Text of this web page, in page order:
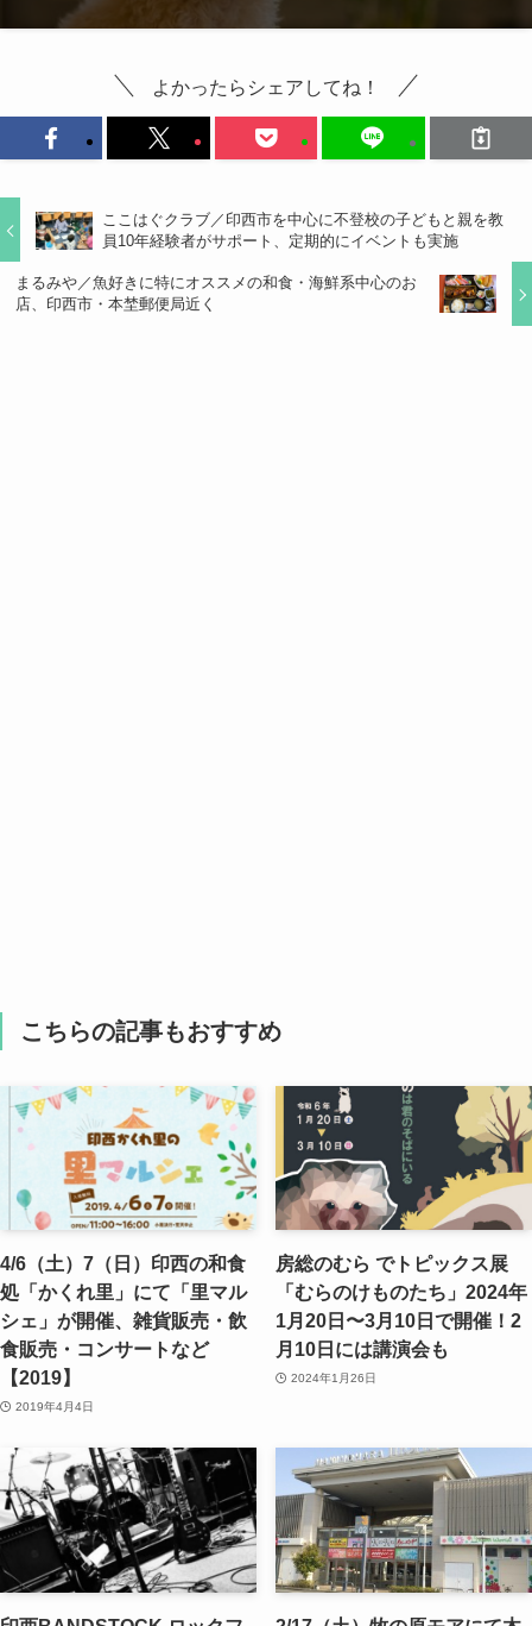
よかったらシェアしてね！
ここはぐクラブ／印西市を中心に不登校の子どもと親を教
員10年経験者がサポート、定期的にイベントも実施
まるみや／魚好きに特にオススメの和食・海鮮系中心のお
店、印西市・本埜郵便局近く
こちらの記事もおすすめ
4/6（土）7（日）印西の和食
処「かくれ里」にて「里マル
シェ」が開催、雑貨販売・飲
食販売・コンサートなど
【2019】
2019年4月4日
房総のむら でトピックス展
「むらのけものたち」2024年
1月20日〜3月10日で開催！2
月10日には講演会も
2024年1月26日